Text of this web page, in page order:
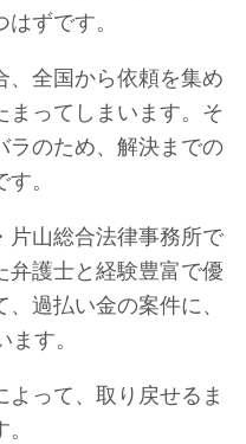
ずです。
、全国から依頼を集め
まってしまいます。そ
ラのため、解決までの
。
片山総合法律事務所で
弁護士と経験豊富で優
過払い金の案件に、
す。
って、取り戻せるま